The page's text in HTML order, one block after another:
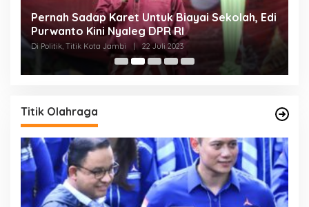
Pernah Sadap Karet Untuk Biayai Sekolah, Edi
Purwanto Kini Nyaleg DPR RI
Di Politik, Titik Kota Jambi | 22 Juli 2023
Titik Olahraga